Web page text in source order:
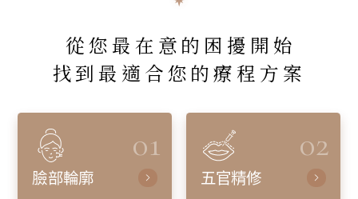
從您最在意的困擾開始
找到最適合您的療程方案
01
臉部輪廓
02
五官精修